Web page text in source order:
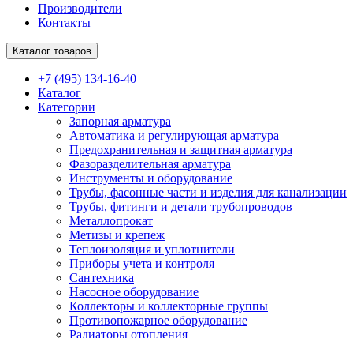
Производители
Контакты
Каталог товаров
+7 (495) 134-16-40
Каталог
Категории
Запорная арматура
Автоматика и регулирующая арматура
Предохранительная и защитная арматура
Фазоразделительная арматура
Инструменты и оборудование
Трубы, фасонные части и изделия для канализации
Трубы, фитинги и детали трубопроводов
Металлопрокат
Метизы и крепеж
Теплоизоляция и уплотнители
Приборы учета и контроля
Сантехника
Насосное оборудование
Коллекторы и коллекторные группы
Противопожарное оборудование
Радиаторы отопления